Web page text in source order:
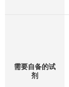
需要自备的试
剂